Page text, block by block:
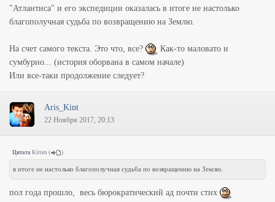
"Атлантиса" и его экспедиции оказалась в итоге не настолько
благополучная судьба по возвращению на Землю.
На счет самого текста. Это что, все?
Как-то маловато и
сумбурно... (история оборвана в самом начале)
Или все-таки продолжение следует?
Aris_Kint
22 Ноября 2017, 20:13
Цитата Kitten ( )
в итоге не настолько благополучная судьба по возвращению на Землю.
пол года прошло, весь бюрократический ад почти стих